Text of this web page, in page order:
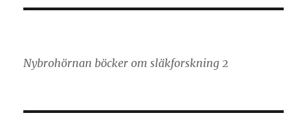
Nybrohörnan böcker om släkforskning 2